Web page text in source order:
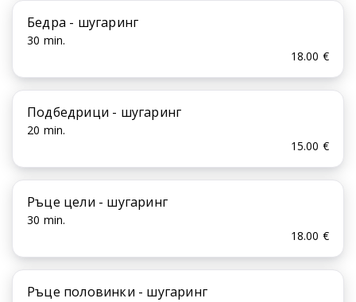
Бедра - шугаринг
30 min.
18.00 €
Подбедрици - шугаринг
20 min.
15.00 €
Ръце цели - шугаринг
30 min.
18.00 €
Ръце половинки - шугаринг